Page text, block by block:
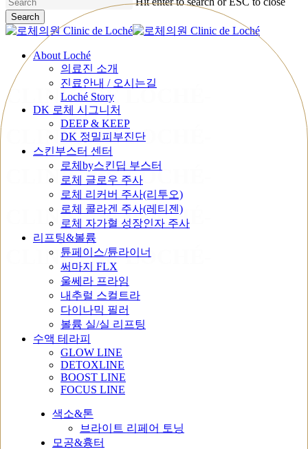
Search
Close
Menu About Loché
의료진 소개
진료안내 / 오시는길
Loché Story
DK 로체 시그니처
DEEP & KEEP
DK 정밀피부진단
스킨부스터 센터
로체by스킨딥 부스터
로체 글로우 주사
로체 리커버 주사(리투오)
로체 콜라겐 주사(레티젠)
로체 자가혈 성장인자 주사
리프팅&볼륨
튠페이스/튠라이너
써마지 FLX
울쎄라 프라임
내추럴 스컬트라
다이나믹 필러
볼륨 실/실 리프팅
수액 테라피
GLOW LINE
DETOXLINE
BOOST LINE
FOCUS LINE
색소&톤
브라이트 리페어 토닝
모공&흉터
CLINIC DE LOCHÉ
CLINIC DE LOCHÉ
CLINIC DE LOCHÉ
CLINIC DE LOCHÉ
CLINIC DE LOCHÉ